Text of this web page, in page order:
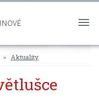
Aktuality